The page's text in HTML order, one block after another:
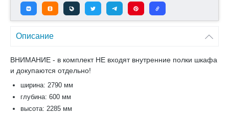
Описание
ВНИМАНИЕ - в комплект НЕ входят внутренние полки шкафа
и докупаются отдельно!
ширина: 2790 мм
глубина: 600 мм
высота: 2285 мм